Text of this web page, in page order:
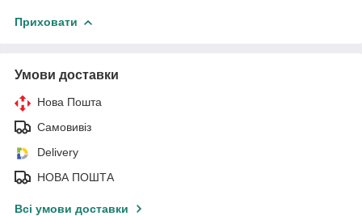
Приховати
Умови доставки
Нова Пошта
Самовивіз
Delivery
НОВА ПОШТА
Всі умови доставки